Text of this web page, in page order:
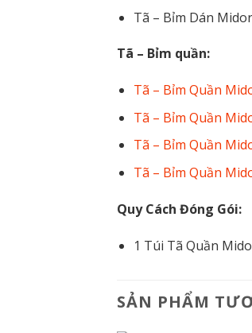
Tã – Bỉm Dán
Tã – Bỉm quần:
Tã – Bỉm Quần
Tã – Bỉm Quần
Tã – Bỉm Quần
Tã – Bỉm Quần
Quy Cách Đóng Gói:
1 Túi Tã Quần
SẢN PHẨM